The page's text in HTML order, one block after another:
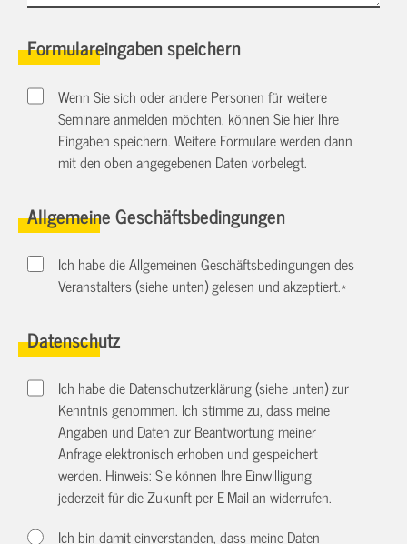
Formulareingaben speichern
Wenn Sie sich oder andere Personen für weitere
Seminare anmelden möchten, können Sie hier Ihre
Eingaben speichern. Weitere Formulare werden dann
mit den oben angegebenen Daten vorbelegt.
Allgemeine Geschäftsbedingungen
Ich habe die Allgemeinen Geschäftsbedingungen des
Veranstalters (siehe unten) gelesen und akzeptiert.*
Datenschutz
Ich habe die Datenschutzerklärung (siehe unten) zur
Kenntnis genommen. Ich stimme zu, dass meine
Angaben und Daten zur Beantwortung meiner
Anfrage elektronisch erhoben und gespeichert
werden. Hinweis: Sie können Ihre Einwilligung
jederzeit für die Zukunft per E-Mail anwiderrufen.
Ich bin damit einverstanden, dass meine Daten